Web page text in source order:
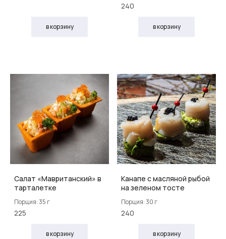
в корзину
240
в корзину
Салат «Мавританский» в
тарталетке
Порция: 35 г
225
в корзину
Канапе с масляной рыбой
на зеленом тосте
Порция: 30 г
240
в корзину